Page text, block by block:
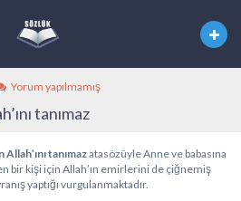
Yorum yapılmamış
tanımaz
Allah’ını tanımazatasözüyle Anne ve babasına
bir kişi için Allah’ın emirlerini de çiğnemiş
yaptığı vurgulanmaktadır.